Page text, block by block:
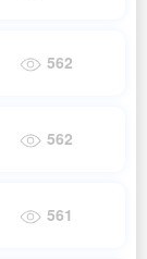
562
562
561